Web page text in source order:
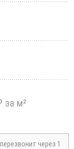
за м²
через 1